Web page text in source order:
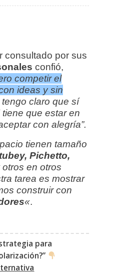
consultado por sus
confió,
competir el
ideas y sin
tengo claro que sí
que estar en
con alegría”.
tienen tamaño
Pichetto,
otros en otros
tarea es mostrar
construir con
«.
para